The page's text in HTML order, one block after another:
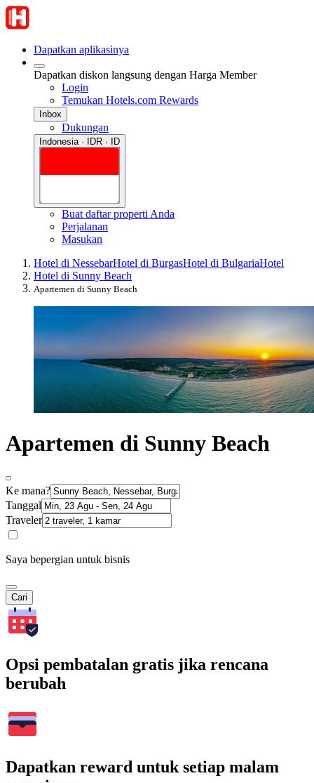
Dapatkan aplikasinya
Dapatkan diskon langsung dengan Harga Member
Login
Temukan Hotels.com Rewards
Inbox
Dukungan
Indonesia · IDR · ID
Buat daftar properti Anda
Perjalanan
Masukan
Hotel di NessebarHotel di BurgasHotel di BulgariaHotel
Hotel di Sunny Beach
Apartemen di Sunny Beach
Apartemen di Sunny Beach
Ke mana?
Tanggal
Traveler
Saya bepergian untuk bisnis
Cari
Opsi pembatalan gratis jika rencana
berubah
Dapatkan reward untuk setiap malam